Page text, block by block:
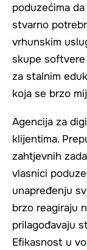
poduzećima
stvarno
vrhunskim
skupe softvere
za stalnim
koja se brzo
Agencija za
klijentima.
zahtjevnih
vlasnici
unapređenju
brzo reagiraju
prilagođavaju
Efikasnost u